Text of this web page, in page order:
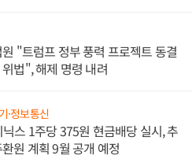
"트럼프 정부 풍력 프로젝트 동결
법", 해제 명령 내려
·정보통신
스 1주당 375원 현금배당 실시, 추
원 계획 9월 공개 예정